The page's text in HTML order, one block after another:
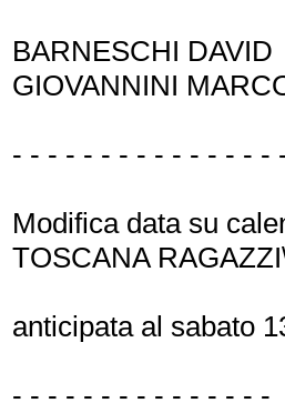
BARNESCHI DAVID
GIOVANNINI
- - - - - - - - - - - - - - -
Modifica data su
TOSCANA
anticipata al sabato
- - - - - - - - - - - - - - -